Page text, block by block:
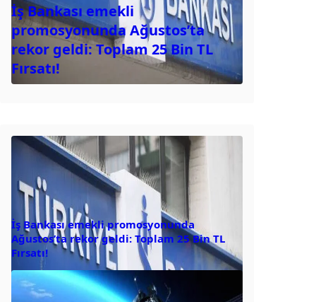
İş Bankası emekli
promosyonunda Ağustos’ta
rekor geldi: Toplam 25 Bin TL
Fırsatı!
İş Bankası emekli promosyonunda
Ağustos’ta rekor geldi: Toplam 25 Bin TL
Fırsatı!